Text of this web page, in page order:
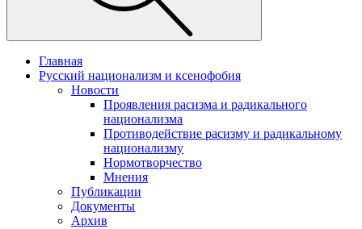
Главная
Русский национализм и ксенофобия
Новости
Проявления расизма и радикального
национализма
Противодействие расизму и радикальному
национализму
Нормотворчество
Мнения
Публикации
Документы
Архив